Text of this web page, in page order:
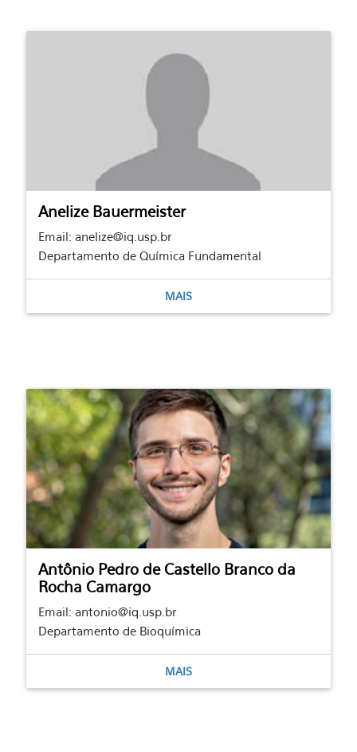
Anelize Bauermeister
Email: anelize@iq.usp.br
Departamento de Química Fundamental
MAIS
Antônio Pedro de Castello Branco da
Rocha Camargo
Email: antonio@iq.usp.br
Departamento de Bioquímica
MAIS